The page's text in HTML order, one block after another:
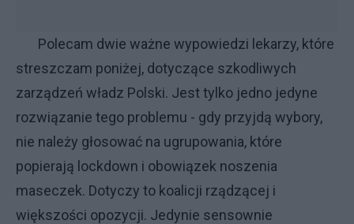
Polecam dwie ważne wypowiedzi lekarzy, które
streszczam poniżej, dotyczące szkodliwych
zarządzeń władz Polski. Jest tylko jedno jedyne
rozwiązanie tego problemu - gdy przyjdą wybory,
nie należy głosować na ugrupowania, które
popierają lockdown i obowiązek noszenia
maseczek. Dotyczy to koalicji rządzącej i
większości opozycji. Jedynie sensownie